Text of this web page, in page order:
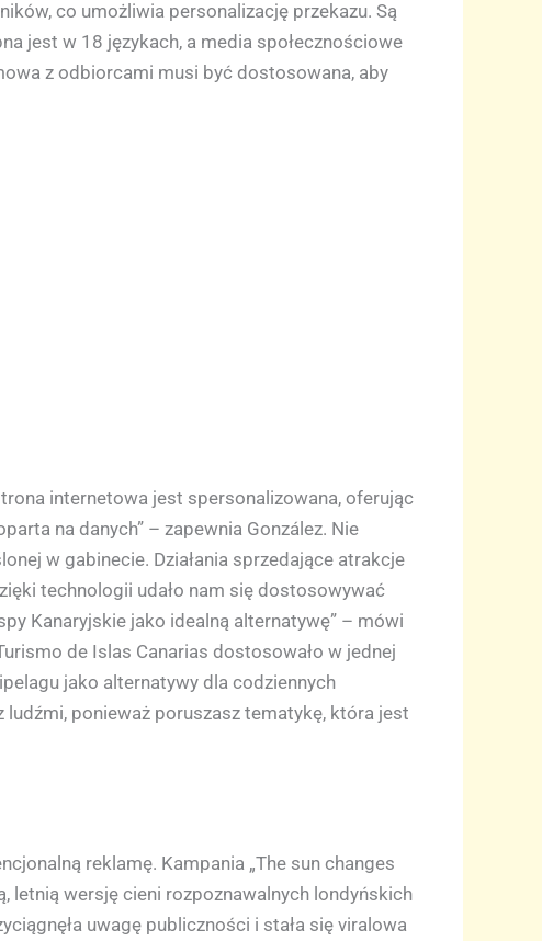
co umożliwia personalizację przekazu. Są
jest w 18 językach, a media społecznościowe
z odbiorcami musi być dostosowana, aby
internetowa jest spersonalizowana, oferując
na danych” – zapewnia González. Nie
w gabinecie. Działania sprzedające atrakcje
technologii udało nam się dostosowywać
Kanaryjskie jako idealną alternatywę” – mówi
de Islas Canarias dostosowało w jednej
jako alternatywy dla codziennych
ponieważ poruszasz tematykę, która jest
reklamę. Kampania „The sun changes
letnią wersję cieni rozpoznawalnych londyńskich
uwagę publiczności i stała się viralowa